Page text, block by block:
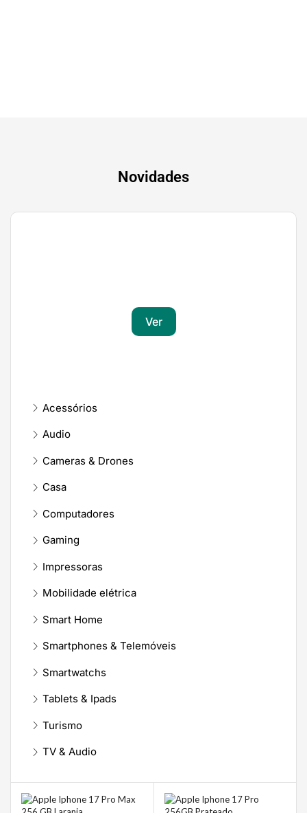
Novidades
Ver
Acessórios
Audio
Cameras & Drones
Casa
Computadores
Gaming
Impressoras
Mobilidade elétrica
Smart Home
Smartphones & Telemóveis
Smartwatchs
Tablets & Ipads
Turismo
TV & Audio